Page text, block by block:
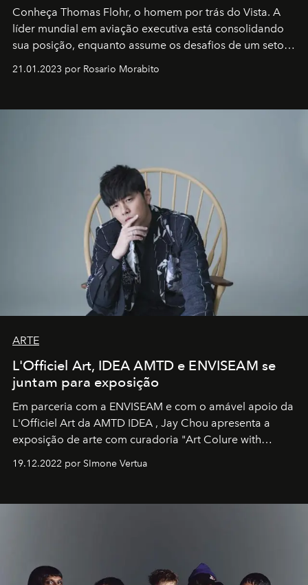
Conheça Thomas Flohr, o homem por trás do Vista. A
líder mundial em aviação executiva está consolidando
sua posição, enquanto assume os desafios de um setor
em rápida evolução e redefinindo o conceito de luxo
21.01.2023 por Rosario Morabito
ARTE
L'Officiel Art, IDEA AMTD e ENVISEAM se
juntam para exposição
Em parceria com a ENVISEAM e com o amável apoio da
L'Officiel Art da AMTD IDEA , Jay Chou apresenta a
exposição de arte com curadoria "Art Colure with
19.12.2022 por SImone Vertua